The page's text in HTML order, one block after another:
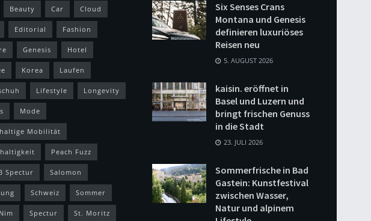
Beauty Car Cloud
Editorial Fashion
Genesis Hotel
Korea Laufen
Lifestyle Longevity
Mode
Mobilität
Peach Fuzz
Spectur Salomon
Schweiz Sommer
Spectur St. Moritz
Six Senses Crans
Montana und Genesis
definieren luxuriöses
Reisen neu
5. AUGUST 2026
kaisin. eröffnet in
Basel und Luzern und
bringt frischen Genuss
in die Stadt
23. JULI 2026
Sommerfrische in Bad
Gastein: Kunstfestival
zwischen Wasser,
Natur und alpinem